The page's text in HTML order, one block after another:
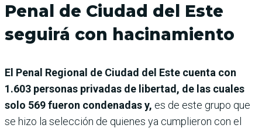
Penal de Ciudad del Este
seguirá con hacinamiento
El Penal Regional de Ciudad del Este cuenta con
1.603 personas privadas de libertad, de las cuales
solo 569 fueron condenadas y, es de este grupo que
se hizo la selección de quienes ya cumplieron con el